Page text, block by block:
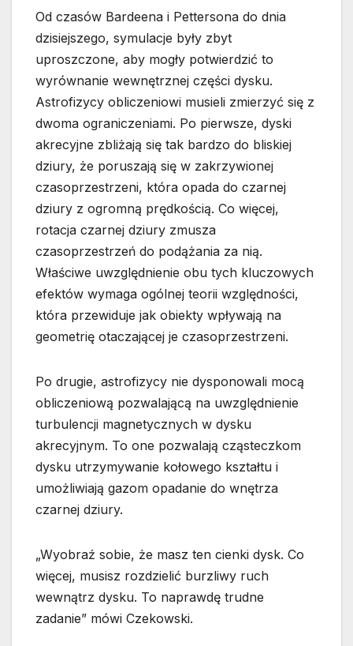
Od czasów Bardeena i Pettersona do dnia
dzisiejszego, symulacje były zbyt
uproszczone, aby mogły potwierdzić to
wyrównanie wewnętrznej części dysku.
Astrofizycy obliczeniowi musieli zmierzyć się z
dwoma ograniczeniami. Po pierwsze, dyski
akrecyjne zbliżają się tak bardzo do bliskiej
dziury, że poruszają się w zakrzywionej
czasoprzestrzeni, która opada do czarnej
dziury z ogromną prędkością. Co więcej,
rotacja czarnej dziury zmusza
czasoprzestrzeń do podążania za nią.
Właściwe uwzględnienie obu tych kluczowych
efektów wymaga ogólnej teorii względności,
która przewiduje jak obiekty wpływają na
geometrię otaczającej je czasoprzestrzeni.
Po drugie, astrofizycy nie dysponowali mocą
obliczeniową pozwalającą na uwzględnienie
turbulencji magnetycznych w dysku
akrecyjnym. To one pozwalają cząsteczkom
dysku utrzymywanie kołowego kształtu i
umożliwiają gazom opadanie do wnętrza
czarnej dziury.
„Wyobraź sobie, że masz ten cienki dysk. Co
więcej, musisz rozdzielić burzliwy ruch
wewnątrz dysku. To naprawdę trudne
zadanie” mówi Czekowski.